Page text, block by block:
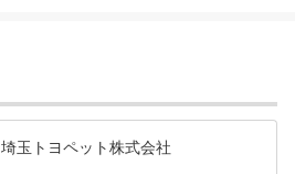
埼玉トヨペット株式会社